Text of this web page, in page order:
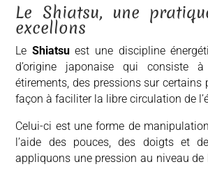
Le Shiatsu, une
excellons
Le Shiatsuest une discipline
d’origine japonaise qui consiste
étirements, des pressions sur certains
façon à faciliter la libre circulation de
Celui-ci est une forme de
l’aide des pouces, des doigts et
appliquons une pression au niveau de